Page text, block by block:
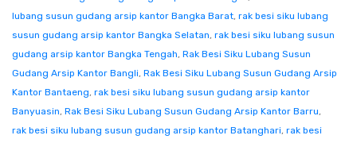
lubang susun gudang arsip kantor Bangka Barat, rak besi siku lubang
susun gudang arsip kantor Bangka Selatan, rak besi siku lubang susun
gudang arsip kantor Bangka Tengah, Rak Besi Siku Lubang Susun
Gudang Arsip Kantor Bangli, Rak Besi Siku Lubang Susun Gudang Arsip
Kantor Bantaeng, rak besi siku lubang susun gudang arsip kantor
Banyuasin, Rak Besi Siku Lubang Susun Gudang Arsip Kantor Barru,
rak besi siku lubang susun gudang arsip kantor Batanghari, rak besi